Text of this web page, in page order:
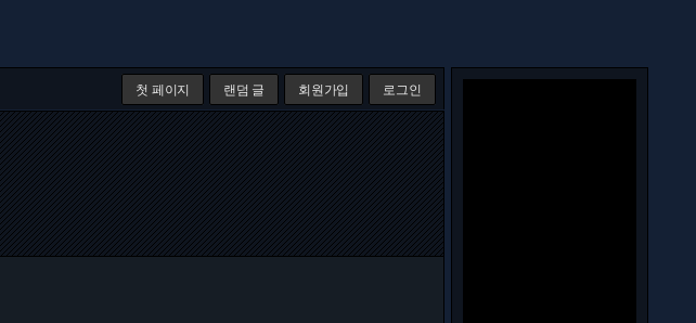
첫 페이지 랜덤 글 회원가입 로그인